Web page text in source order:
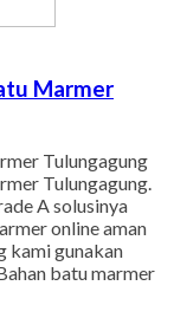
Marmer
Tulungagung
Tulungagung.
A solusinya
online aman
kami gunakan
batu marmer